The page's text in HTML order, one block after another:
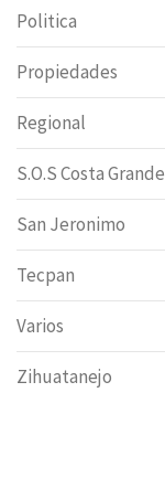
Politica
Propiedades
Regional
S.O.S Costa Grande
San Jeronimo
Tecpan
Varios
Zihuatanejo